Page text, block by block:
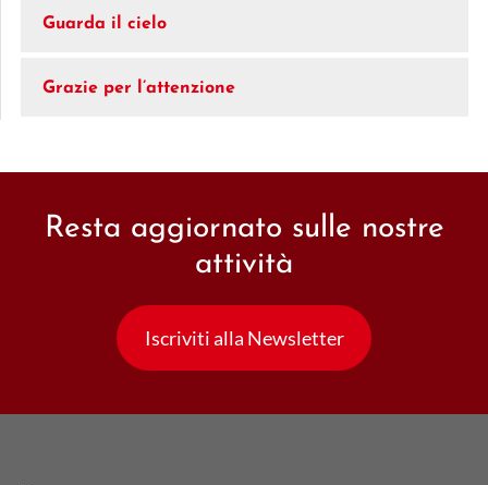
Guarda il cielo
Grazie per l’attenzione
Resta aggiornato sulle nostre
attività
Iscriviti alla Newsletter